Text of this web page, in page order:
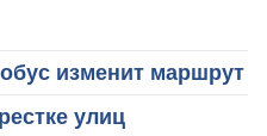
изменит маршрут
улиц